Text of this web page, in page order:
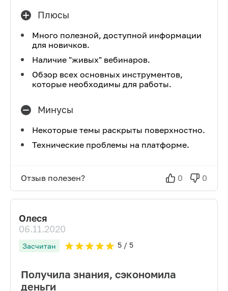
Плюсы
Много полезной, доступной информации
для новичков.
Наличие "живых" вебинаров.
Обзор всех основных инструментов,
которые необходимы для работы.
Минусы
Некоторые темы раскрыты поверхностно.
Технические проблемы на платформе.
Отзыв полезен? 0 0
Олеся
06.11.2020
Засчитан 5/ 5
Получила знания, сэкономила
деньги